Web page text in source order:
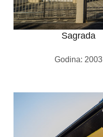
Sagrada
Godina: 2003